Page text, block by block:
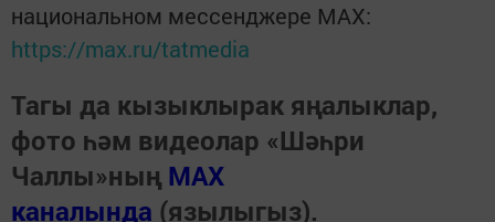
национальном мессенджере MАХ:
https://max.ru/tatmedia
Тагы да кызыклырак яңалыклар,
фото һәм видеолар «Шәһри
Чаллы»ның MAX
каналында (язылыгыз).